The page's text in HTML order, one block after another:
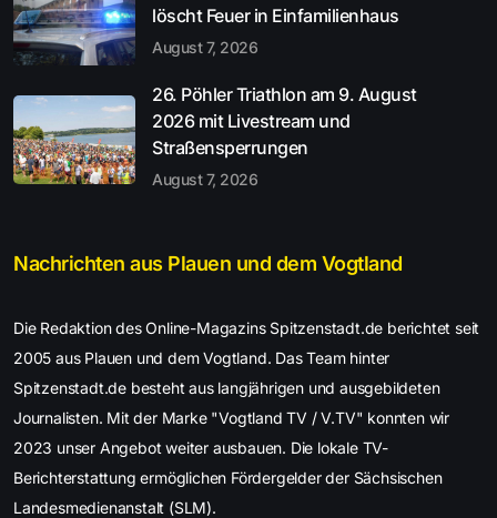
löscht Feuer in Einfamilienhaus
August 7, 2026
26. Pöhler Triathlon am 9. August
2026 mit Livestream und
Straßensperrungen
August 7, 2026
Nachrichten aus Plauen und dem Vogtland
Die Redaktion des Online-Magazins Spitzenstadt.de berichtet seit
2005 aus Plauen und dem Vogtland. Das Team hinter
Spitzenstadt.de besteht aus langjährigen und ausgebildeten
Journalisten. Mit der Marke "Vogtland TV / V.TV" konnten wir
2023 unser Angebot weiter ausbauen. Die lokale TV-
Berichterstattung ermöglichen Fördergelder der Sächsischen
Landesmedienanstalt (SLM).